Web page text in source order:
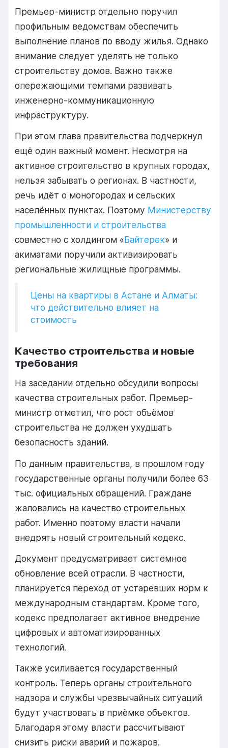
Премьер-министротдельно поручил
профильным ведомствамобеспечить
выполнение планов по вводу жилья.Однако
вниманиеследуетуделять не только
строительствудомов. Важно также
опережающими темпами развивать
инженерно-коммуникационную
инфраструктуру.
Приэтом глава правительства подчеркнул
ещёодин важный момент. Несмотря на
активноестроительство в крупных городах,
нельзя забыватьо регионах. В частности,
речь идёто моногородах исельских
населённых пунктах. Поэтому Министерству
промышленности истроительства
совместнос холдингом «Байтерек» и
акиматами поручилиактивизировать
региональные жилищные программы.
Цены на квартиры в Астане и Алматы:
что действительно влияет на
стоимость
Качество строительства и новые
требования
На заседанииотдельнообсудили вопросы
качествастроительных работ. Премьер-
министротметил, что ростобъёмов
строительства недолженухудшать
безопасность зданий.
Поданным правительства, в прошлом году
государственныеорганы получилиболее63
тыс.официальныхобращений. Граждане
жаловались на качествостроительных
работ. Именно поэтому власти начали
внедрять новыйстроительный кодекс.
Документ предусматриваетсистемное
обновление всейотрасли. В частности,
планируется переходотустаревших норм к
международнымстандартам. Кроме того,
кодекс предполагаетактивное внедрение
цифровых иавтоматизированных
технологий.
Такжеусиливается государственный
контроль. Теперьорганыстроительного
надзора ислужбы чрезвычайныхситуаций
будутучаствовать в приёмкеобъектов.
Благодаряэтому власти рассчитывают
снизить рискиаварий и пожаров.